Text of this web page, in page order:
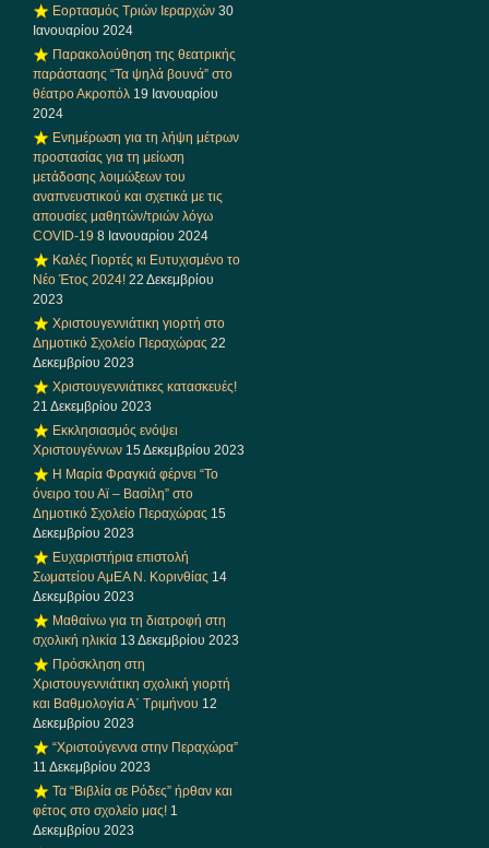
Εορτασμός Τριών Ιεραρχών 30
Ιανουαρίου 2024
Παρακολούθηση της θεατρικής
παράστασης “Τα ψηλά βουνά” στο
θέατρο Ακροπόλ 19 Ιανουαρίου
2024
Ενημέρωση για τη λήψη μέτρων
προστασίας για τη μείωση
μετάδοσης λοιμώξεων του
αναπνευστικού και σχετικά με τις
απουσίες μαθητών/τριών λόγω
COVID-19 8 Ιανουαρίου 2024
Καλές Γιορτές κι Ευτυχισμένο το
Νέο Έτος 2024! 22 Δεκεμβρίου
2023
Χριστουγεννιάτικη γιορτή στο
Δημοτικό Σχολείο Περαχώρας 22
Δεκεμβρίου 2023
Χριστουγεννιάτικες κατασκευές!
21 Δεκεμβρίου 2023
Εκκλησιασμός ενόψει
Χριστουγέννων 15 Δεκεμβρίου 2023
Η Μαρία Φραγκιά φέρνει “Το
όνειρο του Αϊ – Βασίλη” στο
Δημοτικό Σχολείο Περαχώρας 15
Δεκεμβρίου 2023
Ευχαριστήρια επιστολή
Σωματείου ΑμΕΑ Ν. Κορινθίας 14
Δεκεμβρίου 2023
Μαθαίνω για τη διατροφή στη
σχολική ηλικία 13 Δεκεμβρίου 2023
Πρόσκληση στη
Χριστουγεννιάτικη σχολική γιορτή
και Βαθμολογία Α΄ Τριμήνου 12
Δεκεμβρίου 2023
“Χριστούγεννα στην Περαχώρα”
11 Δεκεμβρίου 2023
Τα “Βιβλία σε Ρόδες” ήρθαν και
φέτος στο σχολείο μας! 1
Δεκεμβρίου 2023